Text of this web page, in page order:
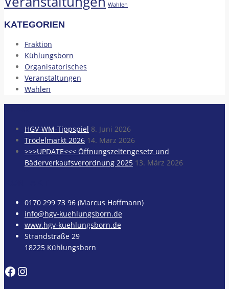
Wahlen
KATEGORIEN
Fraktion
Kühlungsborn
Organisatorisches
Veranstaltungen
Wahlen
HGV-WM-Tippspiel 8. Juni 2026
Trödelmarkt 2026 14. März 2026
>>>UPDATE<<< Öffnungszeitengesetz und
Bäderverkaufsverordnung 2025 13. März 2026
0170 299 73 96 (Marcus Hoffmann)
info@hgv-kuehlungsborn.de
www.hgv-kuehlungsborn.de
Strandstraße 29
18225 Kühlungsborn
Facebook
Instagram